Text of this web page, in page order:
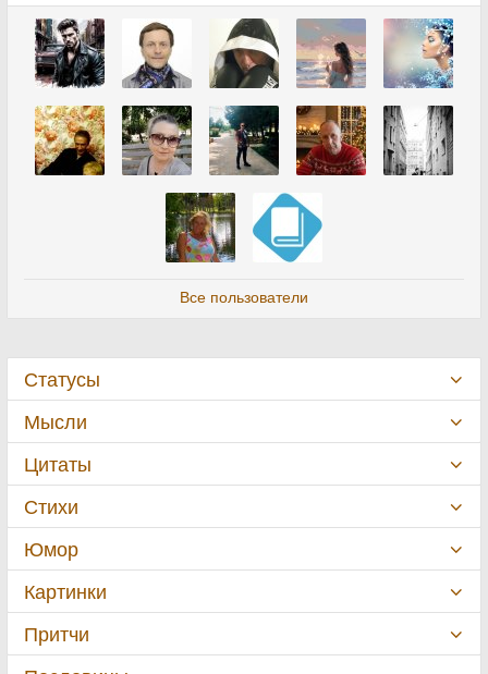
Все пользователи
Статусы
Мысли
Цитаты
Стихи
Юмор
Картинки
Притчи